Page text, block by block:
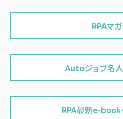
RPAマ
Autoジョブ名
RPA最新e-book